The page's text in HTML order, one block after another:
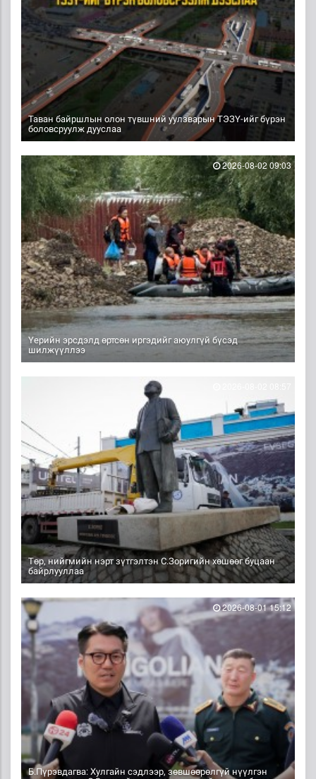
Таван байршлын олон түвшний уулзварын ТЭЗҮ-ийг бүрэн
боловсруулж дууслаа
Үерийн эрсдэлд өртсөн иргэдийг аюулгүй бүсэд
шилжүүллээ
2026-08-02 09:03
Төр, нийгмийн нэрт зүтгэлтэн С.Зоригийн хөшөөг буцаан
байрлууллаа
Б.Пүрэвдагва: Хулгайн сэдлээр, зөвшөөрөлгүй нүүлгэн
2026-08-01 15:12